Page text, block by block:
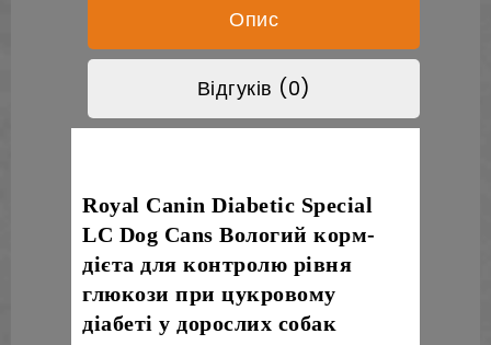
Опис
Відгуків (0)
Royal Canin Diabetic Special
LC Dog Cans Вологий корм-
дієта для контролю рівня
глюкози при цукровому
діабеті у дорослих собак